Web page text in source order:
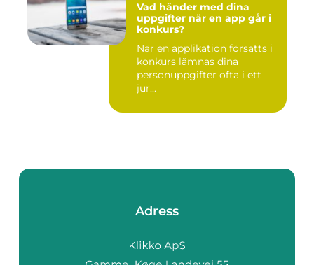
Vad händer med dina
uppgifter när en app går i
konkurs?
När en applikation försätts i
konkurs lämnas dina
personuppgifter ofta i ett
jur...
Adress